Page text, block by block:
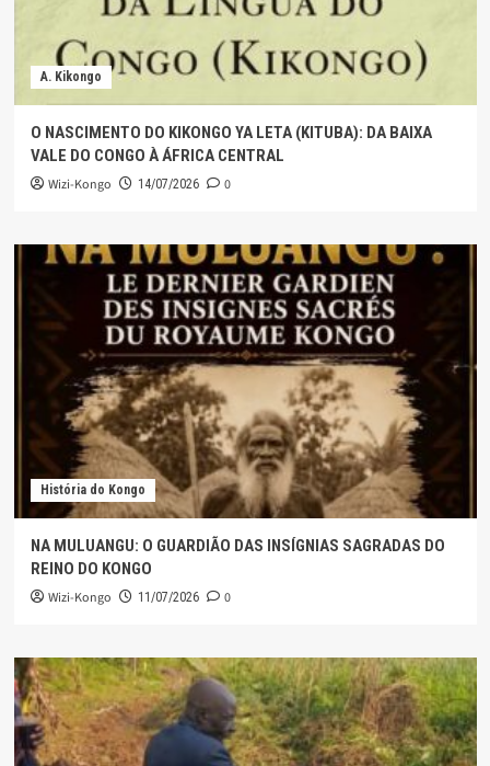
A. Kikongo
O NASCIMENTO DO KIKONGO YA LETA (KITUBA): DA BAIXA
VALE DO CONGO À ÁFRICA CENTRAL
Wizi-Kongo 14/07/2026 0
História do Kongo
NA MULUANGU: O GUARDIÃO DAS INSÍGNIAS SAGRADAS DO
REINO DO KONGO
Wizi-Kongo 11/07/2026 0